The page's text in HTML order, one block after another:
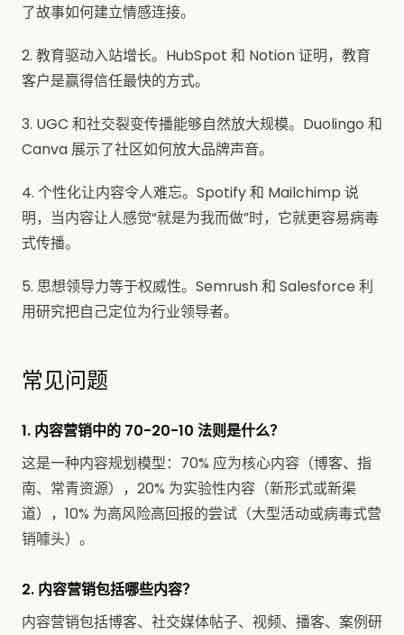
了故事如何建立情感连接。
2. 教育驱动入站增长。HubSpot 和 Notion 证明，教育
客户是赢得信任最快的方式。
3. UGC 和社交裂变传播能够自然放大规模。Duolingo 和
Canva 展示了社区如何放大品牌声音。
4. 个性化让内容令人难忘。Spotify 和 Mailchimp 说
明，当内容让人感觉“就是为我而做”时，它就更容易病毒
式传播。
5. 思想领导力等于权威性。Semrush 和 Salesforce 利
用研究把自己定位为行业领导者。
常见问题
1. 内容营销中的 70-20-10 法则是什么？
这是一种内容规划模型：70% 应为核心内容（博客、指
南、常青资源），20% 为实验性内容（新形式或新渠
道），10% 为高风险高回报的尝试（大型活动或病毒式营
销噱头）。
2. 内容营销包括哪些内容？
内容营销包括博客、社交媒体帖子、视频、播客、案例研